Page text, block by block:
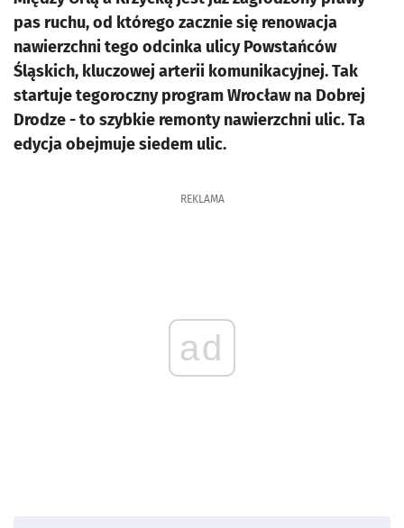
pas ruchu, od którego zacznie się renowacja
nawierzchni tego odcinka ulicy Powstańców
Śląskich, kluczowej arterii komunikacyjnej. Tak
startuje tegoroczny program Wrocław na Dobrej
Drodze - to szybkie remonty nawierzchni ulic. Ta
edycja obejmuje siedem ulic.
REKLAMA
ad